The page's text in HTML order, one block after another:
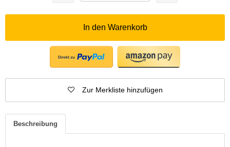
In den Warenkorb
Zur Merkliste hinzufügen
Beschreibung